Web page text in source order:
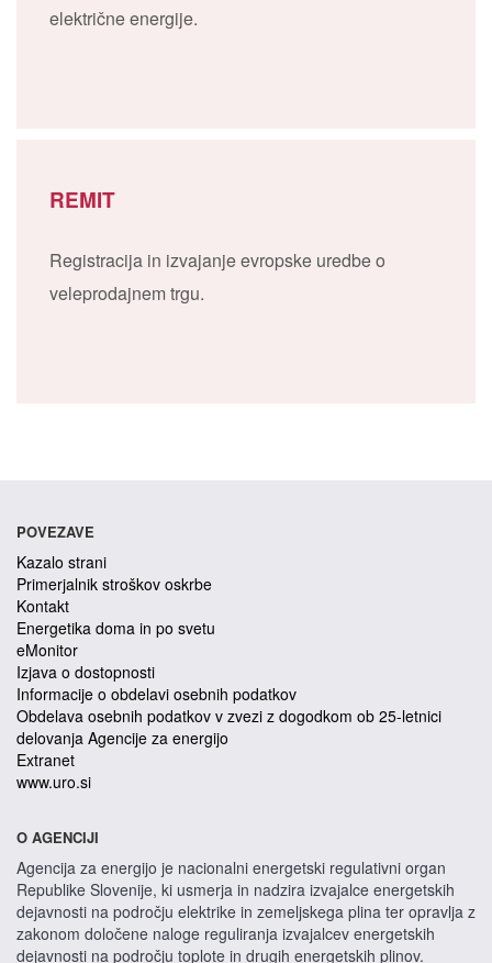
električne energije.
REMIT
Registracija in izvajanje evropske uredbe o
veleprodajnem trgu.
POVEZAVE
Kazalo strani
Primerjalnik stroškov oskrbe
Kontakt
Energetika doma in po svetu
eMonitor
Izjava o dostopnosti
Informacije o obdelavi osebnih podatkov
Obdelava osebnih podatkov v zvezi z dogodkom ob 25-letnici
delovanja Agencije za energijo
Extranet
www.uro.si
O AGENCIJI
Agencija za energijo je nacionalni energetski regulativni organ
Republike Slovenije, ki usmerja in nadzira izvajalce energetskih
dejavnosti na področju elektrike in zemeljskega plina ter opravlja z
zakonom določene naloge reguliranja izvajalcev energetskih
dejavnosti na področju toplote in drugih energetskih plinov.